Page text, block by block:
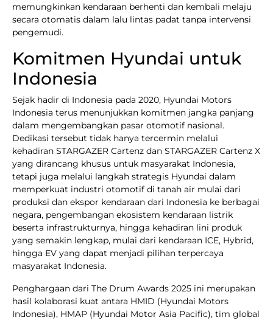
memungkinkan kendaraan berhenti dan kembali melaju
secara otomatis dalam lalu lintas padat tanpa intervensi
pengemudi.
Komitmen Hyundai untuk
Indonesia
Sejak hadir di Indonesia pada 2020, Hyundai Motors
Indonesia terus menunjukkan komitmen jangka panjang
dalam mengembangkan pasar otomotif nasional.
Dedikasi tersebut tidak hanya tercermin melalui
kehadiran STARGAZER Cartenz dan STARGAZER Cartenz X
yang dirancang khusus untuk masyarakat Indonesia,
tetapi juga melalui langkah strategis Hyundai dalam
memperkuat industri otomotif di tanah air mulai dari
produksi dan ekspor kendaraan dari Indonesia ke berbagai
negara, pengembangan ekosistem kendaraan listrik
beserta infrastrukturnya, hingga kehadiran lini produk
yang semakin lengkap, mulai dari kendaraan ICE, Hybrid,
hingga EV yang dapat menjadi pilihan terpercaya
masyarakat Indonesia.
Penghargaan dari The Drum Awards 2025 ini merupakan
hasil kolaborasi kuat antara HMID (Hyundai Motors
Indonesia), HMAP (Hyundai Motor Asia Pacific), tim global